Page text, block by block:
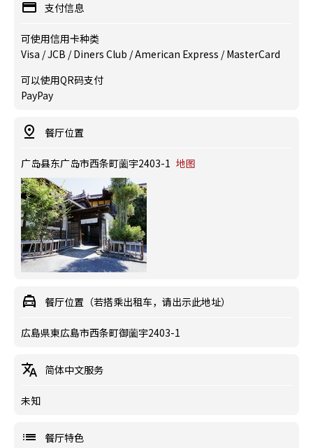
支付信息
可使用信用卡种类
Visa / JCB / Diners Club / American Express / MasterCard
可以使用QR码支付
PayPay
餐厅位置
广岛县东广岛市西条町薗宇2403-1 地图
餐厅位置（若搭乘出租车，请出示此地址）
広島県東広島市西条町御薗宇2403-1
简体中文服务
未知
餐厅特色